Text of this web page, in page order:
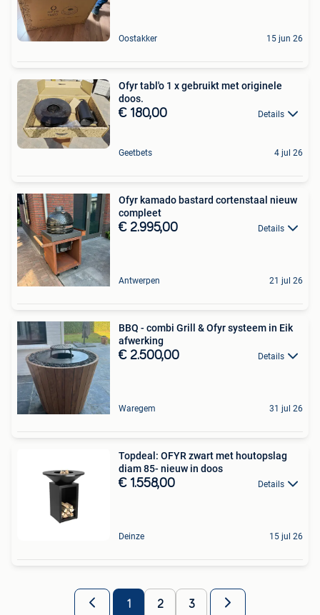
Oostakker 15 jun 26
Ofyr tabl'o 1 x gebruikt met originele
doos.
€ 180,00 Details
Geetbets 4 jul 26
Ofyr kamado bastard cortenstaal nieuw
compleet
€ 2.995,00 Details
Antwerpen 21 jul 26
BBQ - combi Grill & Ofyr systeem in Eik
afwerking
€ 2.500,00 Details
Waregem 31 jul 26
Topdeal: OFYR zwart met houtopslag
diam 85- nieuw in doos
€ 1.558,00 Details
Deinze 15 jul 26
1 2 3